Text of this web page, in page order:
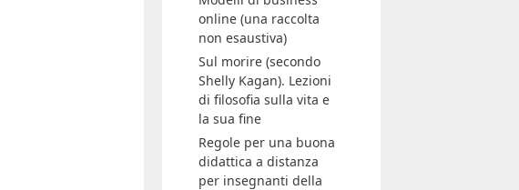
online (una raccolta
non esaustiva)
Sul morire (secondo
Shelly Kagan). Lezioni
di filosofia sulla vita e
la sua fine
Regole per una buona
didattica a distanza
per insegnanti della